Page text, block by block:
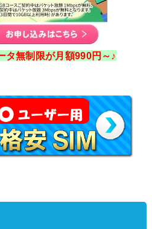
タ無制限が月額990円～♪